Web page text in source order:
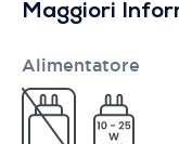
Maggiori
Alimentatore